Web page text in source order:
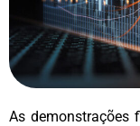
As demonstrações